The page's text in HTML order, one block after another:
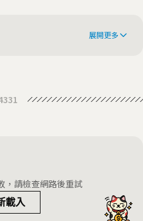
展開更多
Help Your
Or Maybe Just
have a high-
，請檢查網路後重試
載入